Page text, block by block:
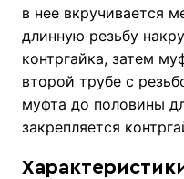
в нее вкручивается
длинную резьбу
контргайка, затем
второй трубе с
муфта до половины
закрепляется